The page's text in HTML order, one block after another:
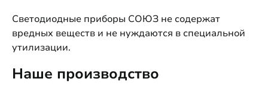
Светодиодные приборы СОЮЗ не содержат
вредных веществ и не нуждаются в специальной
утилизации.
Наше производство